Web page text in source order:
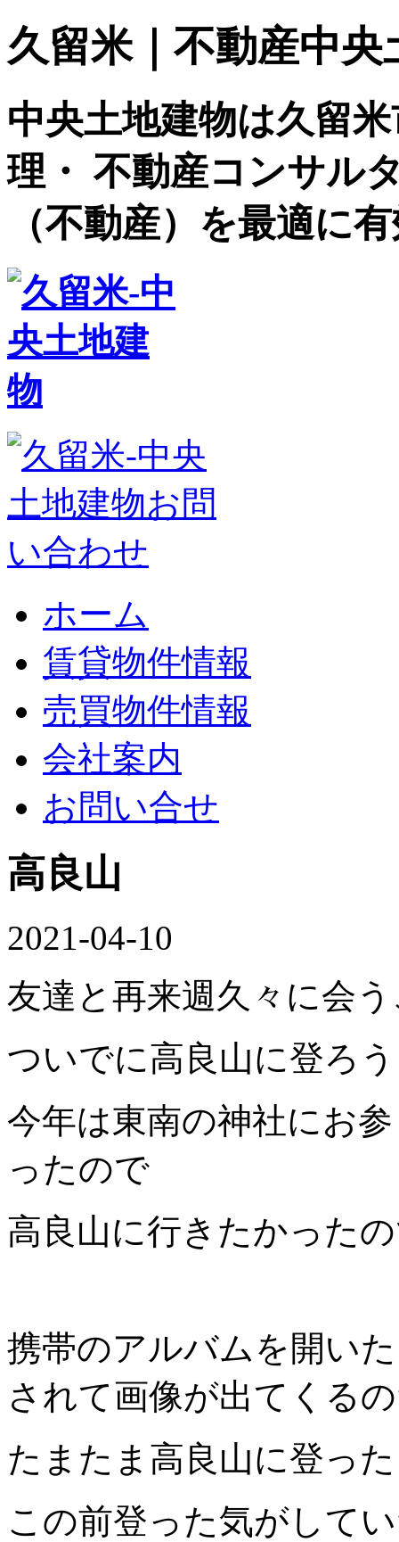
久留米｜不動産中
中央土地建物は久留
理・ 不動産コンサル
（不動産）を最適に
ホーム
賃貸物件情報
売買物件情報
会社案内
お問い合せ
高良山
2021-04-10
友達と再来週久々に会
ついでに高良山に登ろ
今年は東南の神社にお
ったので
高良山に行きたかった
携帯のアルバムを開い
されて画像が出てくる
たまたま高良山に登っ
この前登った気がして